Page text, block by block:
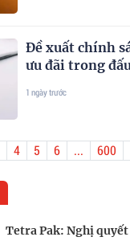
Đề xuất chính
ưu đãi trong
nước
1 ngày trước
4 5 6 ... 600
Tetra Pak: Nghị